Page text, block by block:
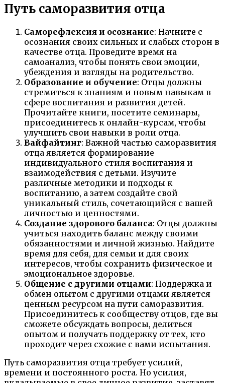
Путь саморазвития отца
Саморефлексия и осознание: Начните с
осознания своих сильных и слабых сторон в
качестве отца. Проведите время на
самоанализ, чтобы понять свои эмоции,
убеждения и взгляды на родительство.
Образование и обучение: Отцы должны
стремиться к знаниям и новым навыкам в
сфере воспитания и развития детей.
Прочитайте книги, посетите семинары,
присоединитесь к онлайн-курсам, чтобы
улучшить свои навыки в роли отца.
Вайфайтинг: Важной частью саморазвития
отца является формирование
индивидуального стиля воспитания и
взаимодействия с детьми. Изучите
различные методики и подходы к
воспитанию, а затем создайте свой
уникальный стиль, сочетающийся с вашей
личностью и ценностями.
Создание здорового баланса: Отцы должны
учиться находить баланс между своими
обязанностями и личной жизнью. Найдите
время для себя, для семьи и для своих
интересов, чтобы сохранить физическое и
эмоциональное здоровье.
Общение с другими отцами: Поддержка и
обмен опытом с другими отцами является
ценным ресурсом на пути саморазвития.
Присоединитесь к сообществу отцов, где вы
сможете обсуждать вопросы, делиться
опытом и получать поддержку от тех, кто
проходит через схожие с вами испытания.
Путь саморазвития отца требует усилий,
времени и постоянного роста. Но усилия,